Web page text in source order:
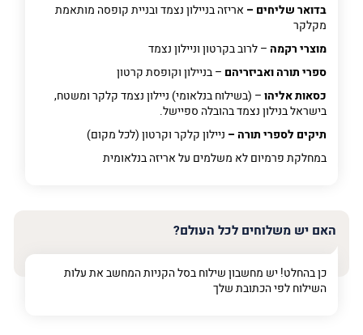
בדואר שליחים – אריזה בניילון נצמד ובניית קופסה מותאמת
מקלקר
מוצרי רקמה – לרוב בקרטון וניילון נצמד
ספרי תורה ואביזריהם – בניילון וקופסת קרטון
כסאות אליהו– (בשילוח בנלאומי) ניילון נצמד קלקר ומשטח,
בישראל בנילון נצמד בהובלה ספיישל.
תיקים לספרי תורה – ניילון קלקר וקרטון (לכל מקום)
במחלקת פרמיוםלא משלמים על אריזה בנלאומית
האם יש משלוחים לכל העולם?
כן בהחלט! יש מחשבון שילוח בסל הקניות המחשב את עלות
השילוח לפי הכתובת שלך